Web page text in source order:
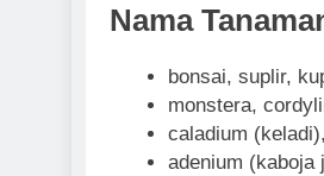
Nama
bonsai, suplir,
monstera,
caladium
adenium (kaboja